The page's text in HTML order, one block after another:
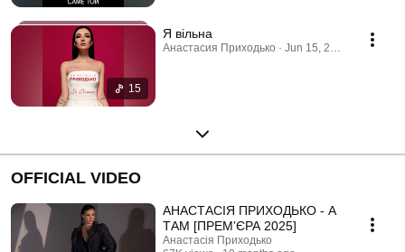
15
Я вільна
Анастасия Приходько · Jun 15, 2026
OFFICIAL VIDEO
АНАСТАСІЯ ПРИХОДЬКО - А
ТАМ [ПРЕМʼЄРА 2025]
Анастасія Приходько